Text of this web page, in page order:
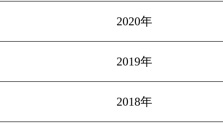
2020年
2019年
2018年